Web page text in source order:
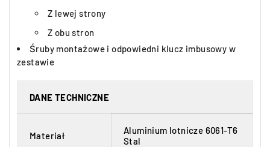
Z lewej strony
Z obu stron
Śruby montażowe i odpowiedni klucz imbusowy w
zestawie
DANE TECHNICZNE
Materiał
Aluminium lotnicze 6061-T6
Stal